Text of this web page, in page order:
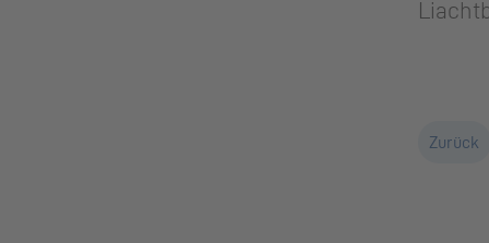
Zurück